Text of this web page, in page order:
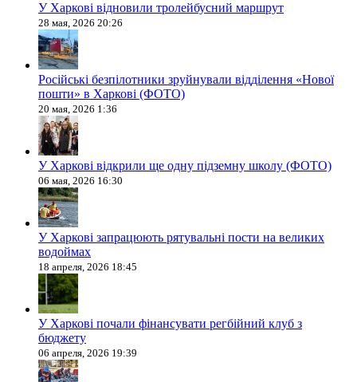
У Харкові відновили тролейбусний маршрут
28 мая, 2026 20:26
Російські безпілотники зруйнували відділення «Нової
пошти» в Харкові (ФОТО)
20 мая, 2026 1:36
У Харкові відкрили ще одну підземну школу (ФОТО)
06 мая, 2026 16:30
У Харкові запрацюють рятувальні пости на великих
водоймах
18 апреля, 2026 18:45
У Харкові почали фінансувати регбійний клуб з
бюджету
06 апреля, 2026 19:39